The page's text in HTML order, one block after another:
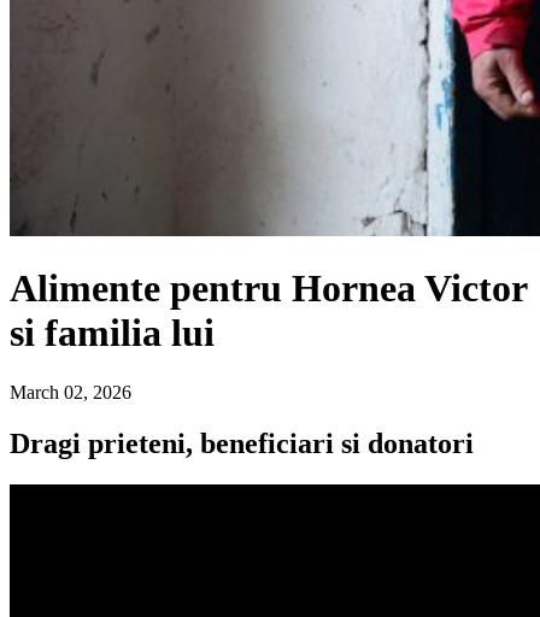
Alimente pentru Hornea Victor
si familia lui
March 02, 2026
Dragi prieteni, beneficiari si donatori